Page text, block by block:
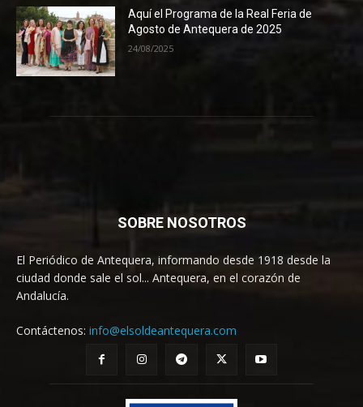
Aquí el Programa de la Real Feria de
Agosto de Antequera de 2025
24/08/2025
SOBRE NOSOTROS
El Periódico de Antequera, informando desde 1918 desde la
ciudad donde sale el sol... Antequera, en el corazón de
Andalucía.
Contáctenos: info@elsoldeantequera.com